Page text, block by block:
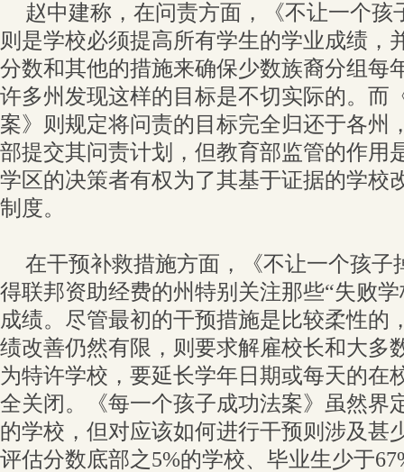
赵中建称，在问责方面，《不让一个孩
则是学校必须提高所有学生的学业成绩，
分数和其他的措施来确保少数族裔分组每
许多州发现这样的目标是不切实际的。而
案》则规定将问责的目标完全归还于各州
部提交其问责计划，但教育部监管的作用
学区的决策者有权为了其基于证据的学校
制度。
在干预补救措施方面，《不让一个孩子
得联邦资助经费的州特别关注那些“失败
成绩。尽管最初的干预措施是比较柔性的
绩改善仍然有限，则要求解雇校长和大多
为特许学校，要延长学年日期或每天的在
全关闭。《每一个孩子成功法案》虽然界
的学校，但对应该如何进行干预则涉及甚
评估分数底部之5%的学校、毕业生少于